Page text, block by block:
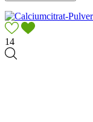
14